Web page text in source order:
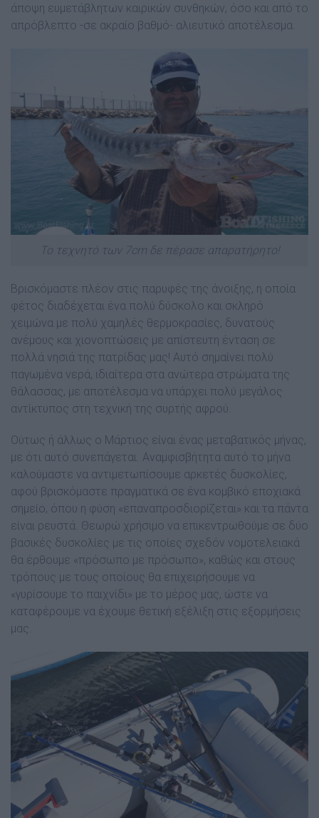
άποψη ευµετάβλητων καιρικών συνθηκών, όσο και από το
απρόβλεπτο -σε ακραίο βαθµό- αλιευτικό αποτέλεσµα.
Το τεχνητό των 7cm δε πέρασε απαρατήρητο!
Βρισκόµαστε πλέον στις παρυφές της άνοιξης, η οποία
φέτος διαδέχεται ένα πολύ δύσκολο και σκληρό
χειµώνα µε πολύ χαµηλές θερµοκρασίες, δυνατούς
ανέµους και χιονοπτώσεις µε απίστευτη ένταση σε
πολλά νησιά της πατρίδας µας! Αυτό σηµαίνει πολύ
παγωµένα νερά, ιδιαίτερα στα ανώτερα στρώµατα της
θάλασσας, µε αποτέλεσµα να υπάρχει πολύ µεγάλος
αντίκτυπος στη τεχνική της συρτής αφρού.
Ούτως ή άλλως ο Μάρτιος είναι ένας µεταβατικός µήνας,
µε ότι αυτό συνεπάγεται. Αναµφισβήτητα αυτό το µήνα
καλούµαστε να αντιµετωπίσουµε αρκετές δυσκολίες,
αφού βρισκόµαστε πραγµατικά σε ένα κοµβικό εποχιακά
σηµείο, όπου η φύση «επαναπροσδιορίζεται» και τα πάντα
είναι ρευστά. Θεωρώ χρήσιµο να επικεντρωθούµε σε δύο
βασικές δυσκολίες µε τις οποίες σχεδόν νοµοτελειακά
θα έρθουµε «πρόσωπο µε πρόσωπο», καθώς και στους
τρόπους µε τους οποίους θα επιχειρήσουµε να
«γυρίσουµε το παιχνίδι» µε το µέρος µας, ώστε να
καταφέρουµε να έχουµε θετική εξέλιξη στις εξορµήσεις
µας.